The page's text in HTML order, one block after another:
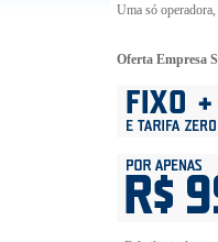
Uma só
Oferta Empresa